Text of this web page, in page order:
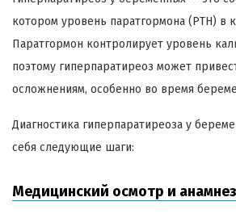
котором уровень паратгормона (PTH) в
Паратгормон контролирует уровень
поэтому гиперпаратиреоз может
осложнениям, особенно во время
Диагностика гиперпаратиреоза у
себя следующие шаги:
Медицинский осмотр и анамнез